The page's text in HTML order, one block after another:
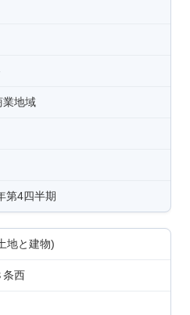
業地域
第4四半期
地と建物)
条西